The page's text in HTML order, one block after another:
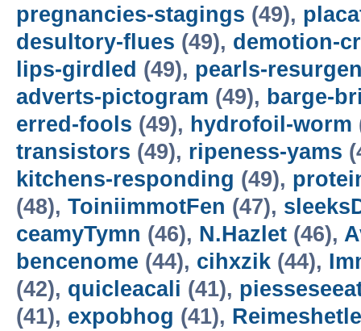
pregnancies-stagings (49),
desultory-flues (49), demotion-
lips-girdled (49), pearls-
adverts-pictogram (49), barge-
erred-fools (49), hydrofoil-worm
transistors (49), ripeness-yams
kitchens-responding (49),
(48), ToiniimmotFen (47),
ceamyTymn (46), N.Hazlet (46),
bencenome (44), cihxzik (44),
(42), quicleacali (41),
(41), expobhog (41),